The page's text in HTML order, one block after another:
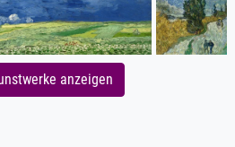
anzeigen